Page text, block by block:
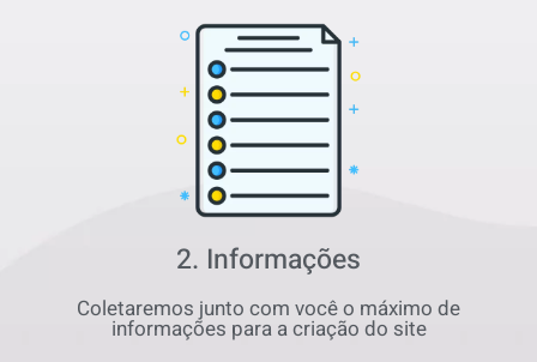
2. Informações
Coletaremos junto com você o máximo de
informações para a criação do site